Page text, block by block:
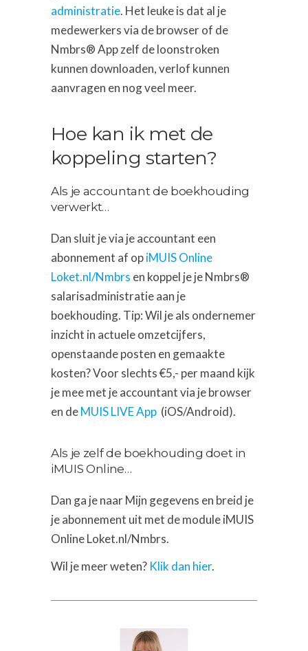
administratie. Het leuke is dat al je
medewerkers via de browser of de
Nmbrs® App zelf de loonstroken
kunnen downloaden, verlof kunnen
aanvragen en nog veel meer.
Hoe kan ik met de
koppeling starten?
Als je accountant de boekhouding
verwerkt…
Dan sluit je via je accountant een
abonnement af opiMUIS Online
Loket.nl/Nmbrs en koppel je je Nmbrs®
salarisadministratie aan je
boekhouding. Tip: Wil je als ondernemer
inzicht in actuele omzetcijfers,
openstaande posten en gemaakte
kosten? Voor slechts €5,- per maand kijk
je mee met je accountant via je browser
en deMUIS LIVE App (iOS/Android).
Als je zelf de boekhouding doet in
iMUIS Online…
Dan ga je naar Mijn gegevens en breid je
je abonnement uit met de module iMUIS
Online Loket.nl/Nmbrs.
Wil je meer weten? Klik dan hier.